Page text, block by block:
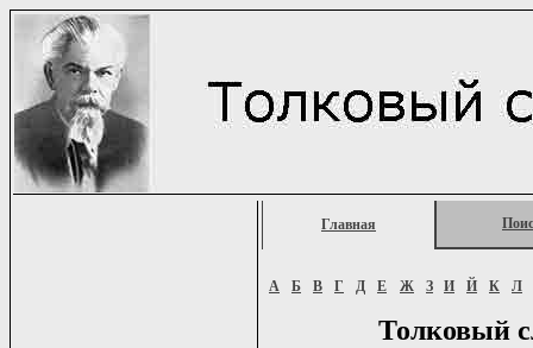
Главная
А Б В Г Д Е Ж З И Й К Л
Толковый